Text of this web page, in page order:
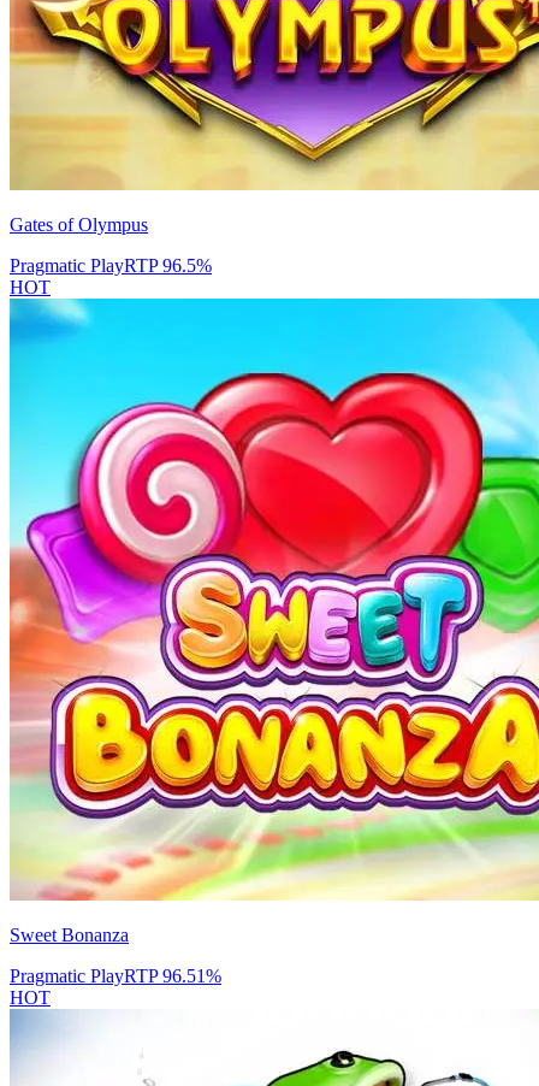
Gates of Olympus
Pragmatic PlayRTP96.5%
HOT
Sweet Bonanza
Pragmatic PlayRTP96.51%
HOT